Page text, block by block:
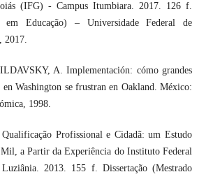
(IFG) - Campus Itumbiara. 2017. 126 f.
em Educação) – Universidade Federal de
2017.
A. Implementación: cómo grandes
en Washington se frustran en Oakland. México:
1998.
Profissional e Cidadã: um Estudo
a Partir da Experiência do Instituto Federal
2013. 155 f. Dissertação (Mestrado